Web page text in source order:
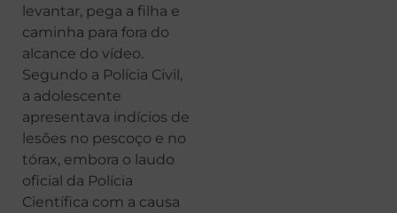
levantar, pega a filha e
caminha para fora do
alcance do vídeo.
Segundo a Polícia Civil,
a adolescente
apresentava indícios de
lesões no pescoço e no
tórax, embora o laudo
oficial da Polícia
Científica com a causa